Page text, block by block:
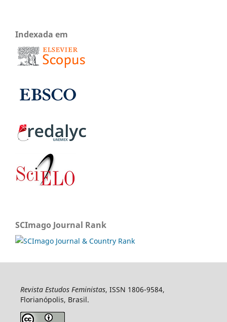
Indexada em
SCImago Journal Rank
Revista Estudos Feministas, ISSN 1806-9584,
Florianópolis, Brasil.